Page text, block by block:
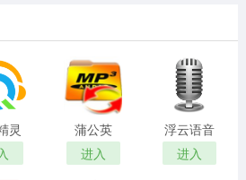
灵
蒲公英
MP3格式
转换器
进入
浮云语音
转文字官
方最新版
进入